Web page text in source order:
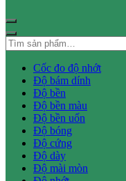
Cốc đo độ nhớt
Độ bám dính
Độ bền
Độ bền màu
Độ bền uốn
Độ bóng
Độ cứng
Độ dày
Độ mài mòn